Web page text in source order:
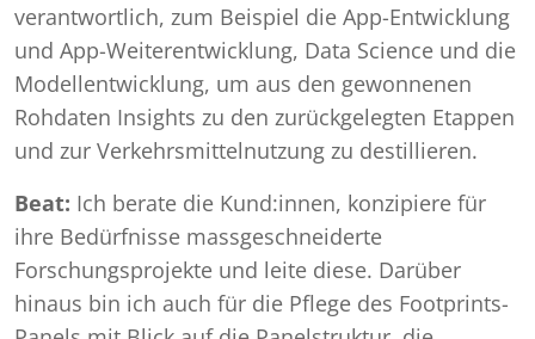
verantwortlich, zum Beispiel die App-Entwicklung
und App-Weiterentwicklung, Data Science und die
Modellentwicklung, um aus den gewonnenen
Rohdaten Insights zu den zurückgelegten Etappen
und zur Verkehrsmittelnutzung zu destillieren.
Beat: Ich berate die Kund:innen, konzipiere für
ihre Bedürfnisse massgeschneiderte
Forschungsprojekte und leite diese. Darüber
hinaus bin ich auch für die Pflege des Footprints-